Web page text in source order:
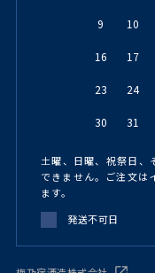
9 10
16 17
23 24
30 31
土曜、日曜、祝祭日、
できません。ご注文は
ます。
発送不可日